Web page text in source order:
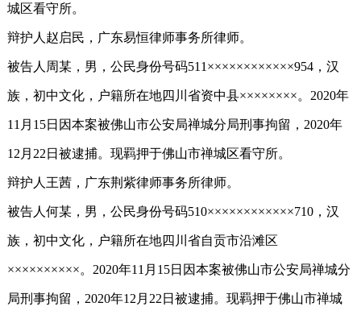
城区看守所。
辩护人赵启民，广东易恒律师事务所律师。
被告人周某，男，公民身份号码511××××××××××××954，汉
族，初中文化，户籍所在地四川省资中县××××××××。2020年
11月15日因本案被佛山市公安局禅城分局刑事拘留，2020年
12月22日被逮捕。现羁押于佛山市禅城区看守所。
辩护人王茜，广东荆紫律师事务所律师。
被告人何某，男，公民身份号码510××××××××××××710，汉
族，初中文化，户籍所在地四川省自贡市沿滩区
××××××××××。2020年11月15日因本案被佛山市公安局禅城分
局刑事拘留，2020年12月22日被逮捕。现羁押于佛山市禅城